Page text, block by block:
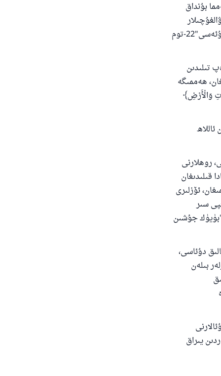
بۇنداق
بولسا ئىنتايىن جاھىل-نادان، ساپاسىز ياكى ھەددىدىن ئاشقۇچىدۇر". ["پەتىۋالار مەجمۇئەسى"22-توم
تىلىدىن
ھەممىگە
وَالْأَرْضِ﴾
روھلارنى
قىلىدىغان
ئۆزلىرى
سىر
جۇشىن
شىپالىق دۇئاسى،
بىلەن
يىراق